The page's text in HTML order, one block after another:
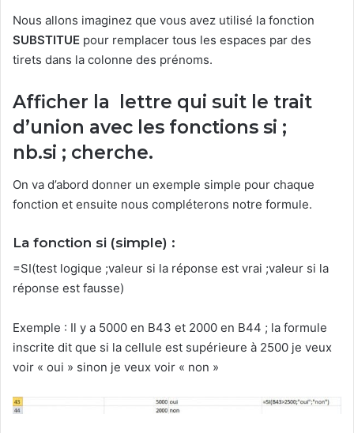
Nous allons imaginez que vous avez utilisé la fonction
SUBSTITUE pour remplacer tous les espaces par des
tirets dans la colonne des prénoms.
Afficher la lettre qui suit le trait
d’union avec les fonctions si ;
nb.si ; cherche.
On va d’abord donner un exemple simple pour chaque
fonction et ensuite nous compléterons notre formule.
La fonction si (simple) :
=SI(test logique ;valeur si la réponse est vrai ;valeur si la
réponse est fausse)
Exemple : Il y a 5000 en B43 et 2000 en B44 ; la formule
inscrite dit que si la cellule est supérieure à 2500 je veux
voir « oui » sinon je veux voir « non »